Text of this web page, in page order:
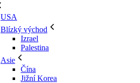
USA
Blízký východ
Izrael
Palestina
Asie
Čína
Jižní Korea